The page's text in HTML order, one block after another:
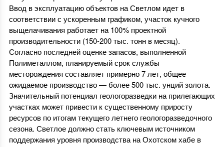
Ввод в эксплуатацию объектов на Светлом идет в
соответствии с ускоренным графиком, участок кучного
выщелачивания работает на 100% проектной
производительности (150-200 тыс. тонн в месяц).
Согласно последней оценке запасов, выполненной
Полиметаллом, планируемый срок службы
месторождения составляет примерно 7 лет, общее
ожидаемое производство — более 500 тыс. унций золота.
Значительный потенциал геологоразведки на прилегающих
участках может привести к существенному приросту
ресурсов по итогам текущего летнего геологоразведочного
сезона. Светлое должно стать ключевым источником
поддержания уровня производства на Охотском хабе в